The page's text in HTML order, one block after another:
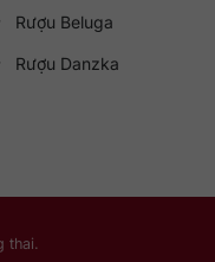
Rượu Beluga
Rượu Danzka
thai.